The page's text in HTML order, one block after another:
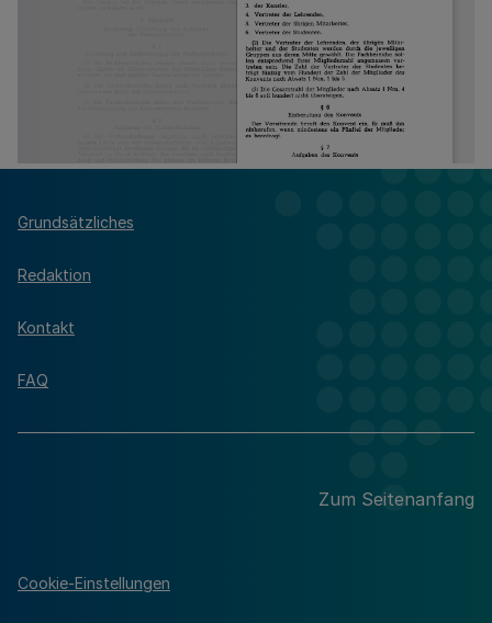
Grundsätzliches
Redaktion
Kontakt
FAQ
Zum Seitenanfang
Cookie-Einstellungen